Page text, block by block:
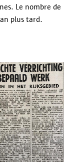
Le nombre de
plus tard.